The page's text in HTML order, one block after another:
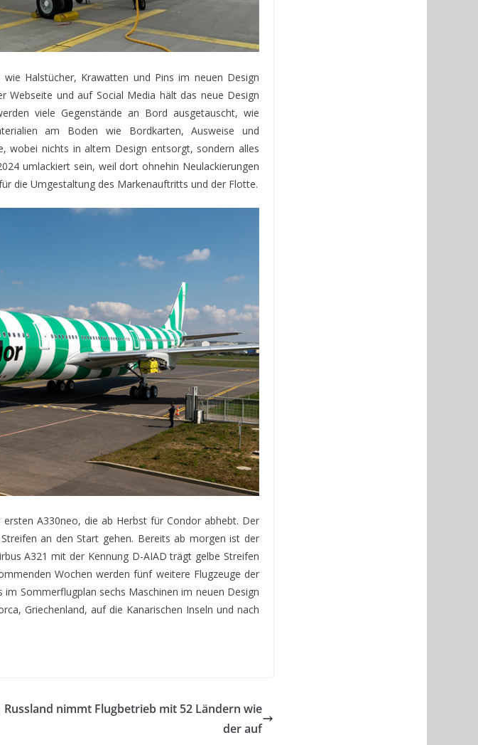
Halstücher, Krawatten und Pins im neuen Design
Webseite und auf Social Media hält das neue Design
viele Gegenstände an Bord ausgetauscht, wie
am Boden wie Bordkarten, Ausweise und
wobei nichts in altem Design entsorgt, sondern alles
umlackiert sein, weil dort ohnehin Neulackierungen
die Umgestaltung des Markenauftritts und der Flotte.
A330neo, die ab Herbst für Condor abhebt. Der
an den Start gehen. Bereits ab morgen ist der
A321 mit der Kennung D-AIAD trägt gelbe Streifen
Wochen werden fünf weitere Flugzeuge der
Sommerflugplan sechs Maschinen im neuen Design
Griechenland, auf die Kanarischen Inseln und nach
Russland nimmt Flugbetrieb mit 52 Ländern wie
der auf